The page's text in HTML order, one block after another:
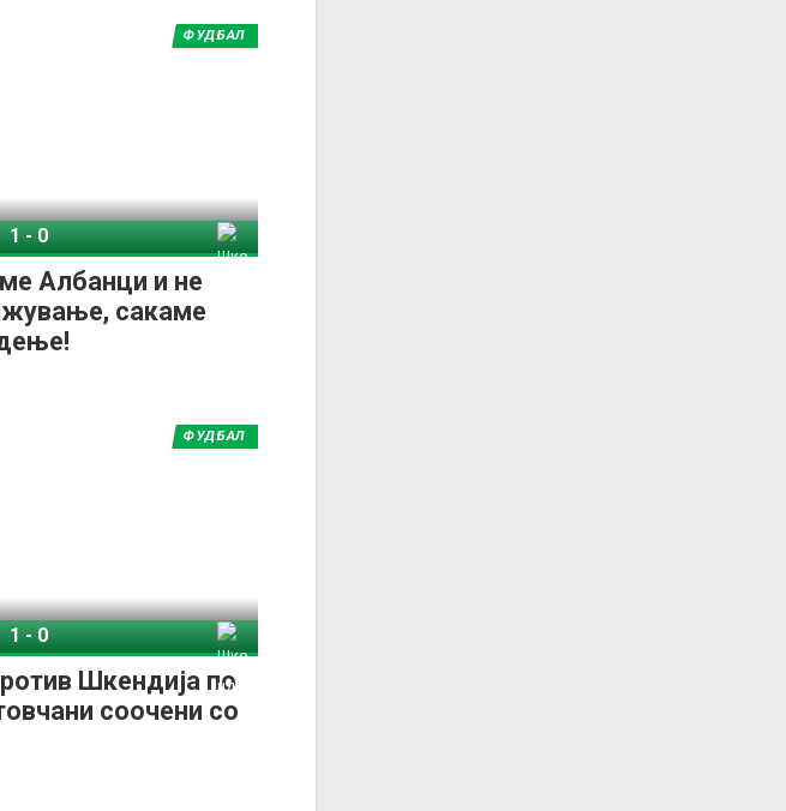
Албанци и не
сакаме
ФУДБАЛ
1-0
Шкендија по
соочени со
ФУДБАЛ
1-0